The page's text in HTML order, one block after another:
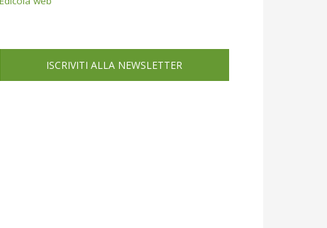
ISCRIVITI ALLA NEWSLETTER